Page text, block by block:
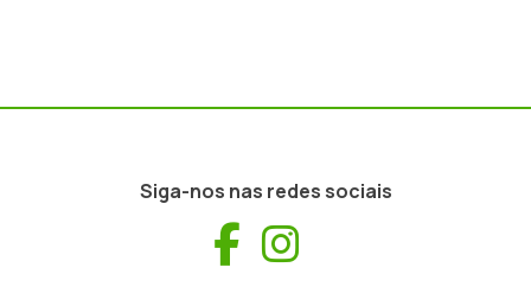
Siga-nos nas redes sociais
Facebook